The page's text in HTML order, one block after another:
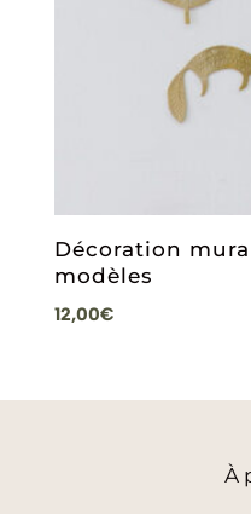
Décoration
modèles
12,00€
À